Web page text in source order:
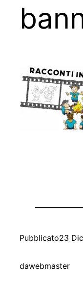
Pubblicato23
dawebmaster